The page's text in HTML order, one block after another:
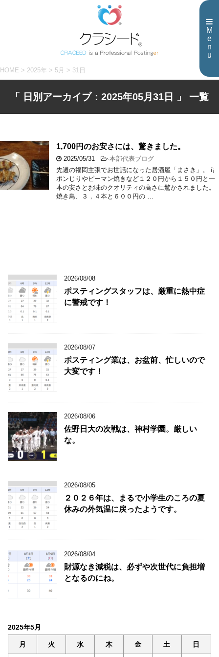
M
e
n
u
HOME > 2025年 > 5月 > 31日
「 日別アーカイブ：2025年05月31日 」 一覧
1,700円のお安さには、驚きました。
2025/05/31 -本部代表ブログ
先週の福岡主張でお世話になった居酒屋「まさき」。 í¡
ポンじりやピーマン焼きなど１２０円から１５０円と一
本の安さとお味のクオリティの高さに驚かされました。
焼き鳥、３，４本と６００円の …
2026/08/08
ポスティングスタッフは、厳重に熱中症
に警戒です！
2026/08/07
ポスティング業は、お盆前、忙しいので
大変です！
2026/08/06
佐野日大の次戦は、神村学園。厳しい
な。
2026/08/05
２０２６年は、まるで小学生のころの夏
休みの外気温に戻ったようです。
2026/08/04
財源なき減税は、必ずや次世代に負担増
となるのにね。
2025年5月
月 火 水 木 金 土 日